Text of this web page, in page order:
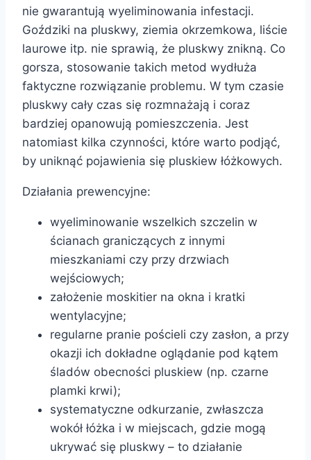
nie gwarantują wyeliminowania infestacji.
Goździki na pluskwy, ziemia okrzemkowa, liście
laurowe itp. nie sprawią, że pluskwy znikną. Co
gorsza, stosowanie takich metod wydłuża
faktyczne rozwiązanie problemu. W tym czasie
pluskwy cały czas się rozmnażają i coraz
bardziej opanowują pomieszczenia. Jest
natomiast kilka czynności, które warto podjąć,
by uniknąć pojawienia się pluskiew łóżkowych.
Działania prewencyjne:
wyeliminowanie wszelkich szczelin w
ścianach graniczących z innymi
mieszkaniami czy przy drzwiach
wejściowych;
założenie moskitier na okna i kratki
wentylacyjne;
regularne pranie pościeli czy zasłon, a przy
okazji ich dokładne oglądanie pod kątem
śladów obecności pluskiew (np. czarne
plamki krwi);
systematyczne odkurzanie, zwłaszcza
wokół łóżka i w miejscach, gdzie mogą
ukrywać się pluskwy – to działanie